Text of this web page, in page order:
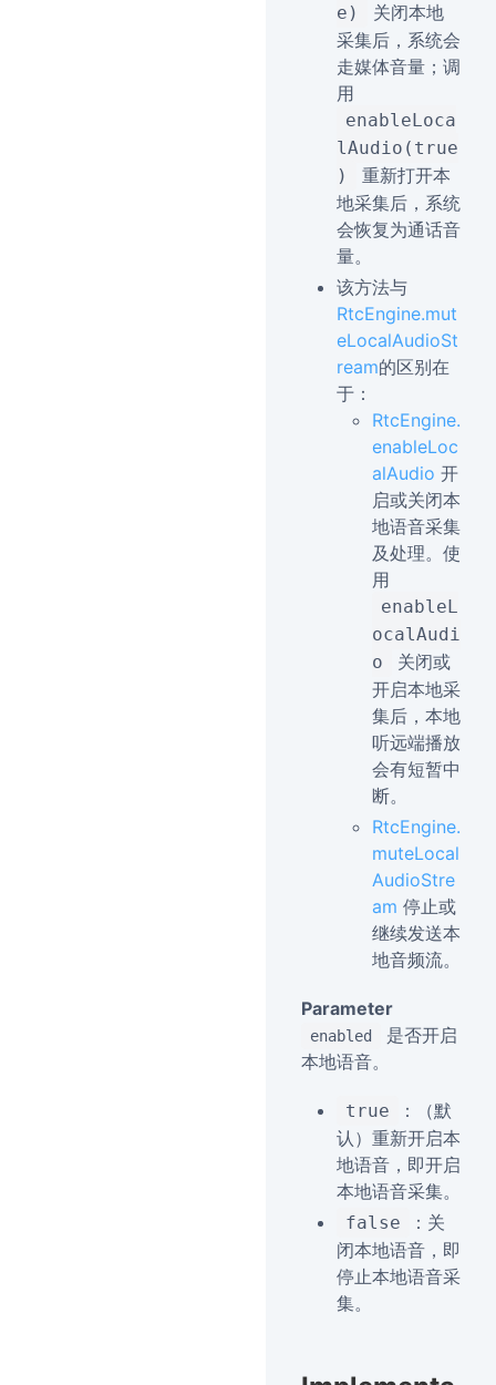
e)
关闭本地
采集后，系统会
走媒体音量；调
用
enableLoca
lAudio(true
)
重新打开本
地采集后，系统
会恢复为通话音
量。
该方法与
RtcEngine.mut
eLocalAudioSt
ream的区别在
于：
RtcEngine.
enableLoc
alAudio 开
启或关闭本
地语音采集
及处理。使
用
enableL
ocalAudi
o
关闭或
开启本地采
集后，本地
听远端播放
会有短暂中
断。
RtcEngine.
muteLocal
AudioStre
am 停止或
继续发送本
地音频流。
Parameter
enabled
是否开启
本地语音。
true
：（默
认）重新开启本
地语音，即开启
本地语音采集。
false
：关
闭本地语音，即
停止本地语音采
集。